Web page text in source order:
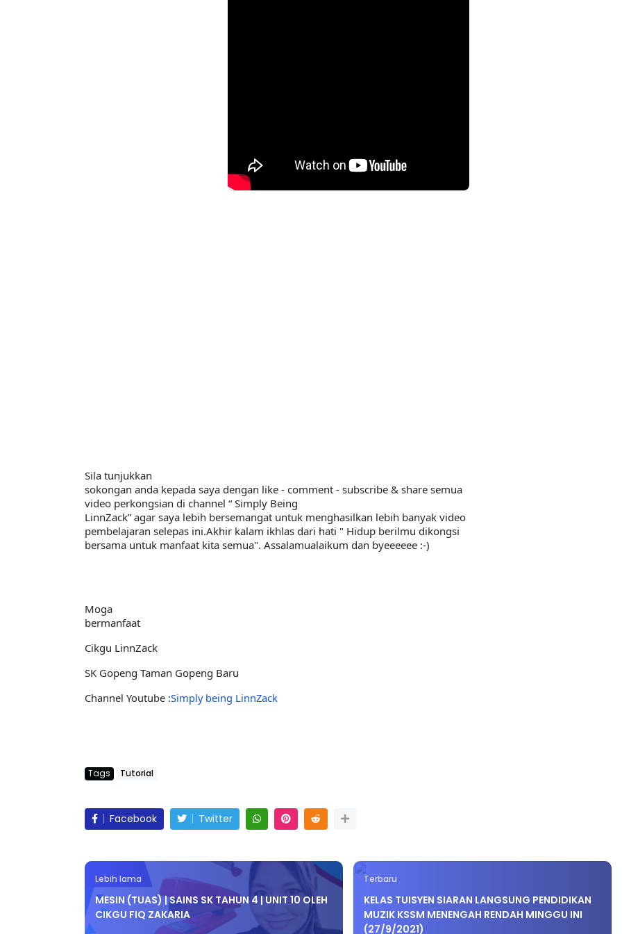
Sila tunjukkan
sokongan anda kepada saya dengan like - comment - subscribe & share semua
video perkongsian di channel “ Simply Being
LinnZack” agar saya lebih bersemangat untuk menghasilkan lebih banyak video
pembelajaran selepas ini.Akhir kalam ikhlas dari hati " Hidup berilmu dikongsi
bersama untuk manfaat kita semua". Assalamualaikum dan byeeeeee :-)
Moga
bermanfaat
Cikgu LinnZack
SK Gopeng Taman Gopeng Baru
Channel Youtube :Simply being LinnZack
Tags Tutorial
Facebook Twitter
Lebih lama
MESIN (TUAS) | SAINS SK TAHUN 4 | UNIT 10 OLEH
CIKGU FIQ ZAKARIA
Terbaru
KELAS TUISYEN SIARAN LANGSUNG PENDIDIKAN
MUZIK KSSM MENENGAH RENDAH MINGGU INI
(27/9/2021)